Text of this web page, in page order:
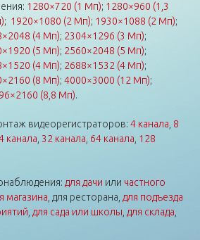
1280×720 (1 Мп); 1280×960 (1,3
; 1920×1080 (2 Мп); 1930×1088 (2 Мп);
(4 Мп); 2304×1296 (3 Мп);
(5 Мп); 2560×2048 (5 Мп);
(4 Мп); 2688×1532 (4 Мп);
(8 Мп); 4000×3000 (12 Мп);
(8,8 Мп).
видеорегистраторов: 4 канала 8
канала 32 канала 64 канала 128
для дачи или частного
магазина , для ресторана, для подъезда
для сада или школы для склада